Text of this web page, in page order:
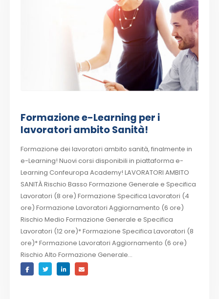
Formazione e-Learning per i
lavoratori ambito Sanità!
Formazione dei lavoratori ambito sanità, finalmente in
e-Learning! Nuovi corsi disponibili in piattaforma e-
Learning Confeuropa Academy! LAVORATORI AMBITO
SANITÀ Rischio Basso Formazione Generale e Specifica
Lavoratori (8 ore) Formazione Specifica Lavoratori (4
ore) Formazione Lavoratori Aggiornamento (6 ore)
Rischio Medio Formazione Generale e Specifica
Lavoratori (12 ore)* Formazione Specifica Lavoratori (8
ore)* Formazione Lavoratori Aggiornamento (6 ore)
Rischio Alto Formazione Generale...